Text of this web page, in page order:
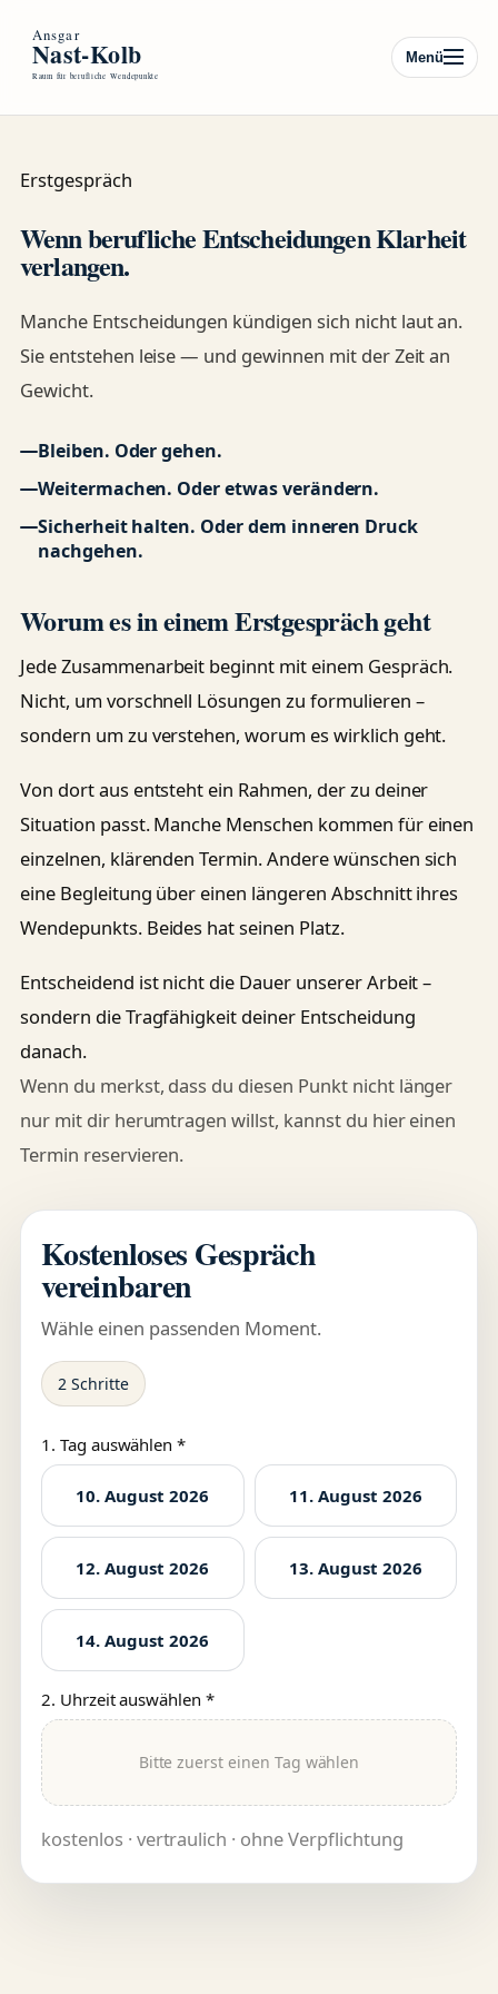
Menü
Erstgespräch
Wenn berufliche Entscheidungen Klarheit
verlangen.
Manche Entscheidungen kündigen sich nicht laut an.
Sie entstehen leise — und gewinnen mit der Zeit an
Gewicht.
Bleiben. Oder gehen.
Weitermachen. Oder etwas verändern.
Sicherheit halten. Oder dem inneren Druck
nachgehen.
Worum es in einem Erstgespräch geht
Jede Zusammenarbeit beginnt mit einem Gespräch.
Nicht, um vorschnell Lösungen zu formulieren –
sondern um zu verstehen, worum es wirklich geht.
Von dort aus entsteht ein Rahmen, der zu deiner
Situation passt. Manche Menschen kommen für einen
einzelnen, klärenden Termin. Andere wünschen sich
eine Begleitung über einen längeren Abschnitt ihres
Wendepunkts. Beides hat seinen Platz.
Entscheidend ist nicht die Dauer unserer Arbeit –
sondern die Tragfähigkeit deiner Entscheidung
danach.
Wenn du merkst, dass du diesen Punkt nicht länger
nur mit dir herumtragen willst, kannst du hier einen
Termin reservieren.
Kostenloses Gespräch
vereinbaren
Wähle einen passenden Moment.
2 Schritte
1. Tag auswählen *
10. August 2026 11. August 2026
12. August 2026 13. August 2026
14. August 2026
2. Uhrzeit auswählen *
Bitte zuerst einen Tag wählen
kostenlos · vertraulich · ohne Verpflichtung